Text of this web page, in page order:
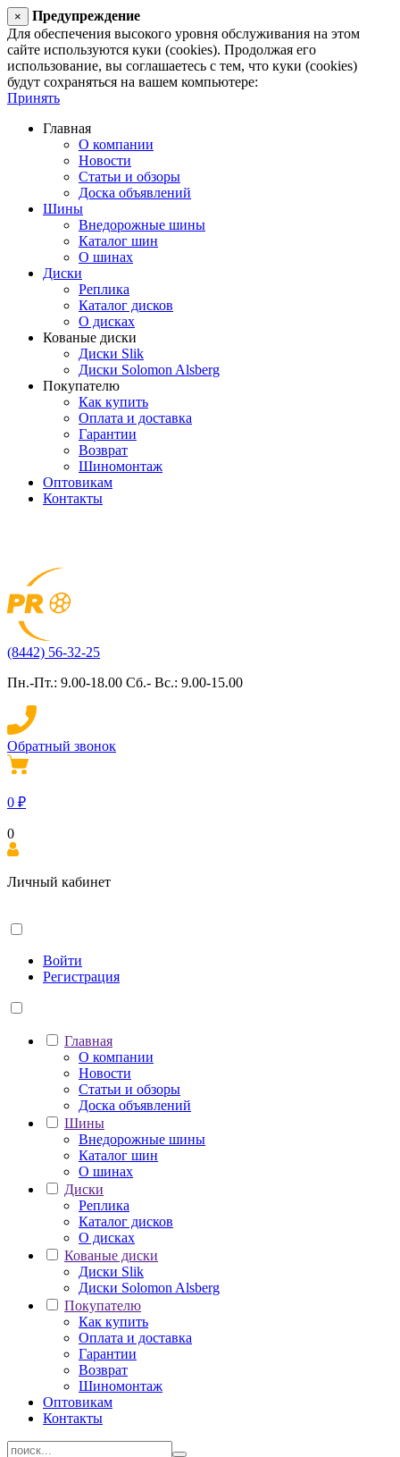
×
Предупреждение
Для обеспечения высокого уровня обслуживания на этом
сайте используются куки (cookies). Продолжая его
использование, вы соглашаетесь с тем, что куки (cookies)
будут сохраняться на вашем компьютере:
Принять
Главная
О компании
Новости
Статьи и обзоры
Доска объявлений
Шины
Внедорожные шины
Каталог шин
О шинах
Диски
Реплика
Каталог дисков
О дисках
Кованые диски
Диски Slik
Диски Solomon Alsberg
Покупателю
Как купить
Оплата и доставка
Гарантии
Возврат
Шиномонтаж
Оптовикам
Контакты
(8442) 56-32-25
Пн.-Пт.: 9.00-18.00 Сб.- Вс.: 9.00-15.00
Обратный звонок
0 ₽
0
Личный кабинет
Войти
Регистрация
Главная
О компании
Новости
Статьи и обзоры
Доска объявлений
Шины
Внедорожные шины
Каталог шин
О шинах
Диски
Реплика
Каталог дисков
О дисках
Кованые диски
Диски Slik
Диски Solomon Alsberg
Покупателю
Как купить
Оплата и доставка
Гарантии
Возврат
Шиномонтаж
Оптовикам
Контакты